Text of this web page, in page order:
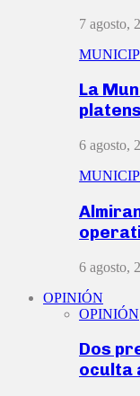
7 agosto,
La
6 agosto,
6 agosto,
OPINIÓN
OPINIÓN
Dos
oculta